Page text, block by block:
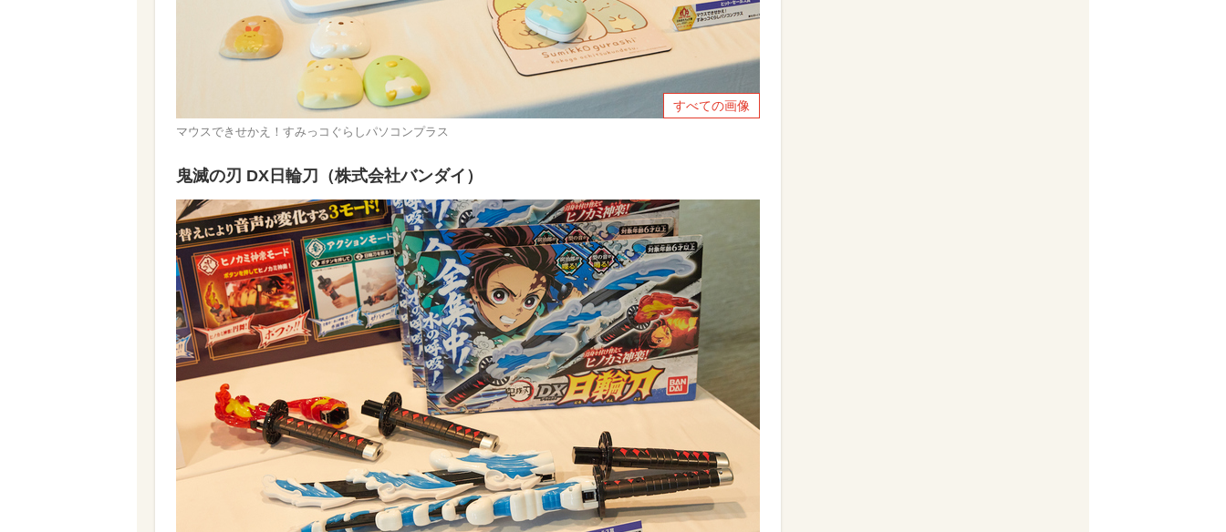
すべての画像
マウスできせかえ！すみっコぐらしパソコンプラス
鬼滅の刃 DX日輪刀（株式会社バンダイ）